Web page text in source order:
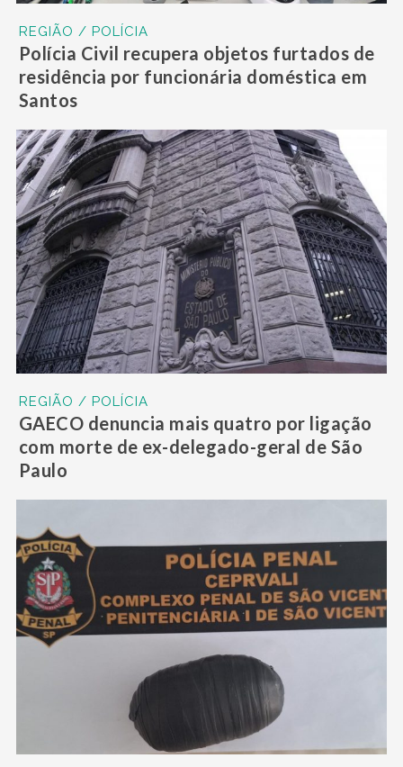
REGIÃO / POLÍCIA
Polícia Civil recupera objetos furtados de
residência por funcionária doméstica em
Santos
REGIÃO / POLÍCIA
GAECO denuncia mais quatro por ligação
com morte de ex-delegado-geral de São
Paulo